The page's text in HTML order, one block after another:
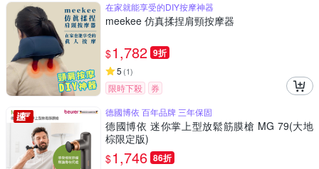
在家就能享受的DIY按摩神器
meekee 仿真揉捏肩頸按摩器
$1,782 9折
5 (1)
限時下殺
券
德國博依 百年品牌 三年保固
德國博依 迷你掌上型放鬆筋膜槍 MG 79(大地
棕限定版)
$1,746 86折